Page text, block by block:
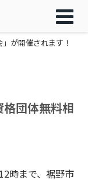
が開催されます！
団体無料相
時まで、裾野市